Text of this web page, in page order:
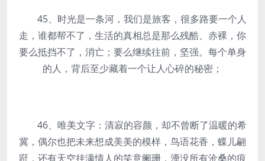
45、时光是一条河，我们是旅客，很多路要一个人
走，谁都帮不了，生活的真相总是那么残酷、赤裸，你
要么抵挡不了，消亡；要么继续往前，坚强。每个单身
的人，背后至少藏着一个让人心碎的秘密；
46、唯美文字：清寂的容颜，却不曾断了温暖的希
冀，偶尔也把未来想成美美的模样，鸟语花香，蝶儿翩
跹，还有天空挂满情人的笑意阑珊，湮没所有沧桑的痕